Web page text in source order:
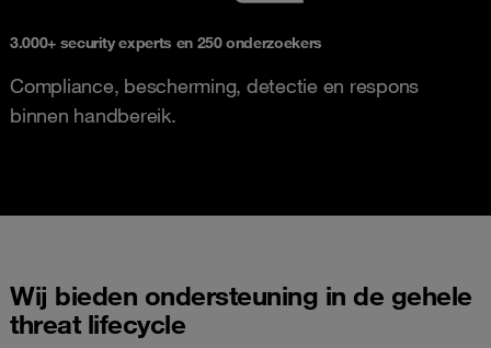
3.000+ security experts en 250 onderzoekers
Compliance, bescherming, detectie en respons
binnen handbereik.
Wij bieden ondersteuning in de gehele
threat lifecycle